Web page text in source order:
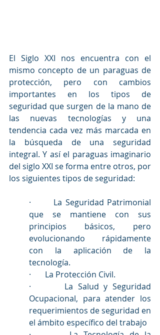
El Siglo XXI nos encuentra con el
mismo concepto de un paraguas de
protección, pero con cambios
importantes en los tipos de
seguridad que surgen de la mano de
las nuevas tecnologías y una
tendencia cada vez más marcada en
la búsqueda de una seguridad
integral. Y así el paraguas imaginario
del siglo XXI se forma entre otros, por
los siguientes tipos de seguridad:
·       La Seguridad Patrimonial
que se mantiene con sus
principios básicos, pero
evolucionando rápidamente
con la aplicación de la
tecnología.
·       La Protección Civil.
·       La Salud y Seguridad
Ocupacional, para atender los
requerimientos de seguridad en
el ámbito específico del trabajo